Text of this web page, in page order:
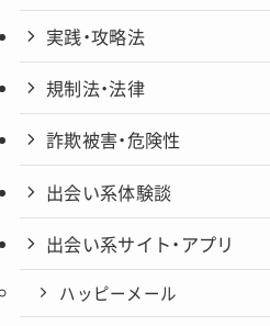
実践・攻略法
規制法・法律
詐欺被害・危険性
出会い系体験談
出会い系サイト・アプリ
ハッピーメール